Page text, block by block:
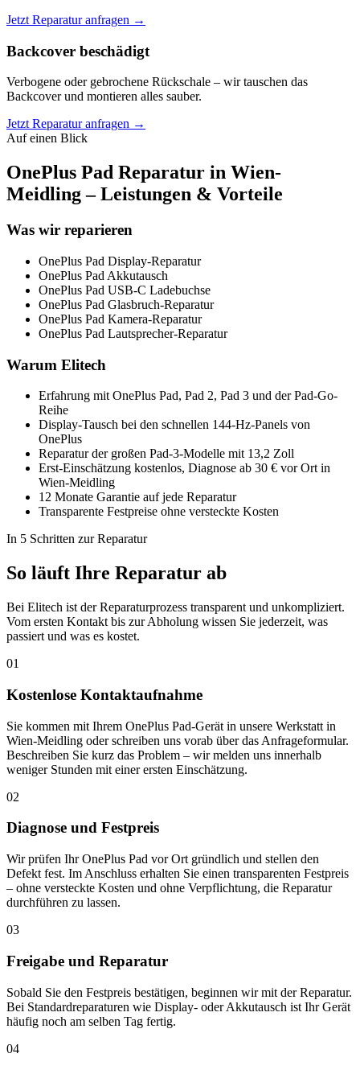
Jetzt Reparatur anfragen →
Backcover beschädigt
Verbogene oder gebrochene Rückschale – wir tauschen das
Backcover und montieren alles sauber.
Jetzt Reparatur anfragen →
Auf einen Blick
OnePlus Pad Reparatur in Wien-
Meidling – Leistungen & Vorteile
Was wir reparieren
OnePlus Pad Display-Reparatur
OnePlus Pad Akkutausch
OnePlus Pad USB-C Ladebuchse
OnePlus Pad Glasbruch-Reparatur
OnePlus Pad Kamera-Reparatur
OnePlus Pad Lautsprecher-Reparatur
Warum Elitech
Erfahrung mit OnePlus Pad, Pad 2, Pad 3 und der Pad-Go-
Reihe
Display-Tausch bei den schnellen 144-Hz-Panels von
OnePlus
Reparatur der großen Pad-3-Modelle mit 13,2 Zoll
Erst-Einschätzung kostenlos, Diagnose ab 30 € vor Ort in
Wien-Meidling
12 Monate Garantie auf jede Reparatur
Transparente Festpreise ohne versteckte Kosten
In 5 Schritten zur Reparatur
So läuft Ihre Reparatur ab
Bei Elitech ist der Reparaturprozess transparent und unkompliziert.
Vom ersten Kontakt bis zur Abholung wissen Sie jederzeit, was
passiert und was es kostet.
01
Kostenlose Kontaktaufnahme
Sie kommen mit Ihrem OnePlus Pad-Gerät in unsere Werkstatt in
Wien-Meidling oder schreiben uns vorab über das Anfrageformular.
Beschreiben Sie kurz das Problem – wir melden uns innerhalb
weniger Stunden mit einer ersten Einschätzung.
02
Diagnose und Festpreis
Wir prüfen Ihr OnePlus Pad vor Ort gründlich und stellen den
Defekt fest. Im Anschluss erhalten Sie einen transparenten Festpreis
– ohne versteckte Kosten und ohne Verpflichtung, die Reparatur
durchführen zu lassen.
03
Freigabe und Reparatur
Sobald Sie den Festpreis bestätigen, beginnen wir mit der Reparatur.
Bei Standardreparaturen wie Display- oder Akkutausch ist Ihr Gerät
häufig noch am selben Tag fertig.
04